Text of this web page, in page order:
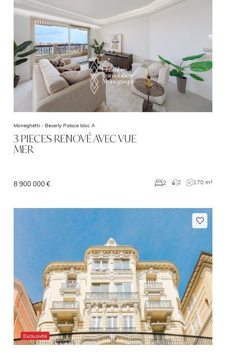
Moneghetti - Beverly Palace bloc A
3 PIECES RENOVÉ AVEC VUE
MER
8 900 000 € 2 2 170 m²
Exclusivité